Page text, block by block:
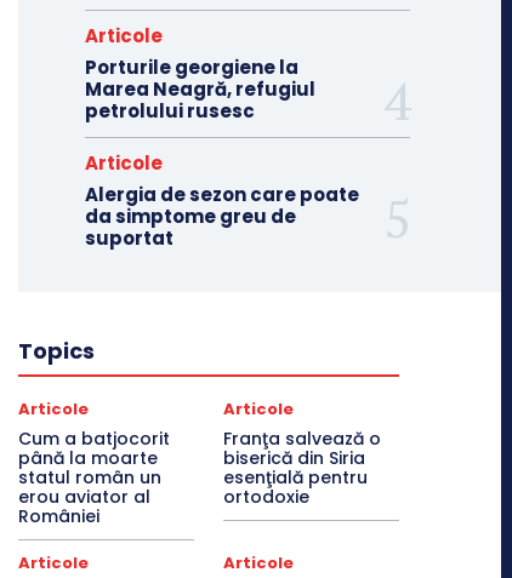
Articole
Porturile georgiene la
Marea Neagră, refugiul
petrolului rusesc
Articole
Alergia de sezon care poate
da simptome greu de
suportat
Topics
Articole
Cum a batjocorit
până la moarte
statul român un
erou aviator al
României
Articole
Franţa salvează o
biserică din Siria
esenţială pentru
ortodoxie
Articole Articole